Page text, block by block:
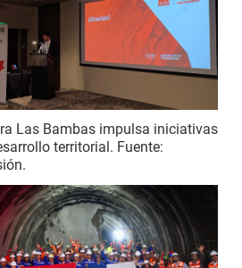
Las Bambas impulsa iniciativas
territorial. Fuente: